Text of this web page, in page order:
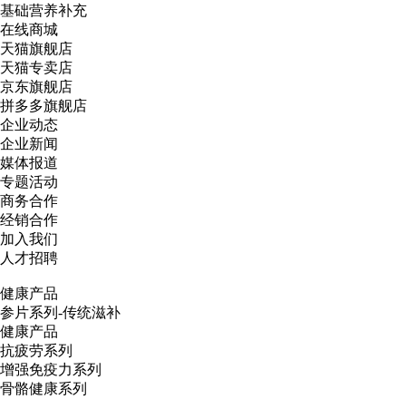
基础营养补充
在线商城
天猫旗舰店
天猫专卖店
京东旗舰店
拼多多旗舰店
企业动态
企业新闻
媒体报道
专题活动
商务合作
经销合作
加入我们
人才招聘
健康产品
参片系列-传统滋补
健康产品
抗疲劳系列
增强免疫力系列
骨骼健康系列